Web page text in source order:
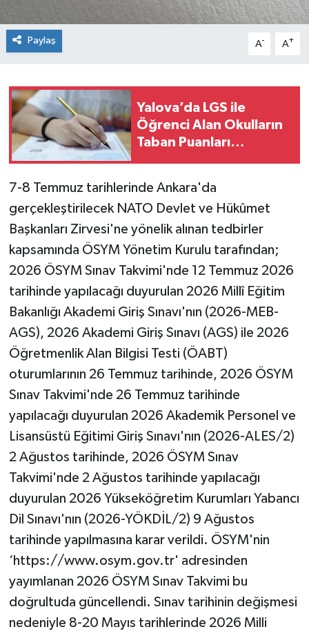
Paylaş A- A+
Yalova’da LGS ile
Öğrenci Alan Okulların
Taban Puanları
7-8 Temmuz tarihlerinde Ankara'da
gerçekleştirilecek NATO Devlet ve Hükûmet
Başkanları Zirvesi'ne yönelik alınan tedbirler
kapsamında ÖSYM Yönetim Kurulu tarafından;
2026 ÖSYM Sınav Takvimi'nde 12 Temmuz 2026
tarihinde yapılacağı duyurulan 2026 Millî Eğitim
Bakanlığı Akademi Giriş Sınavı'nın (2026-MEB-
AGS), 2026 Akademi Giriş Sınavı (AGS) ile 2026
Öğretmenlik Alan Bilgisi Testi (ÖABT)
oturumlarının 26 Temmuz tarihinde, 2026 ÖSYM
Sınav Takvimi'nde 26 Temmuz tarihinde
yapılacağı duyurulan 2026 Akademik Personel ve
Lisansüstü Eğitimi Giriş Sınavı'nın (2026-ALES/2)
2 Ağustos tarihinde, 2026 ÖSYM Sınav
Takvimi'nde 2 Ağustos tarihinde yapılacağı
duyurulan 2026 Yükseköğretim Kurumları Yabancı
Dil Sınavı'nın (2026-YÖKDİL/2) 9 Ağustos
tarihinde yapılmasına karar verildi. ÖSYM'nin
‘https://www.osym.gov.tr' adresinden
yayımlanan 2026 ÖSYM Sınav Takvimi bu
doğrultuda güncellendi. Sınav tarihinin değişmesi
nedeniyle 8-20 Mayıs tarihlerinde 2026 Milli